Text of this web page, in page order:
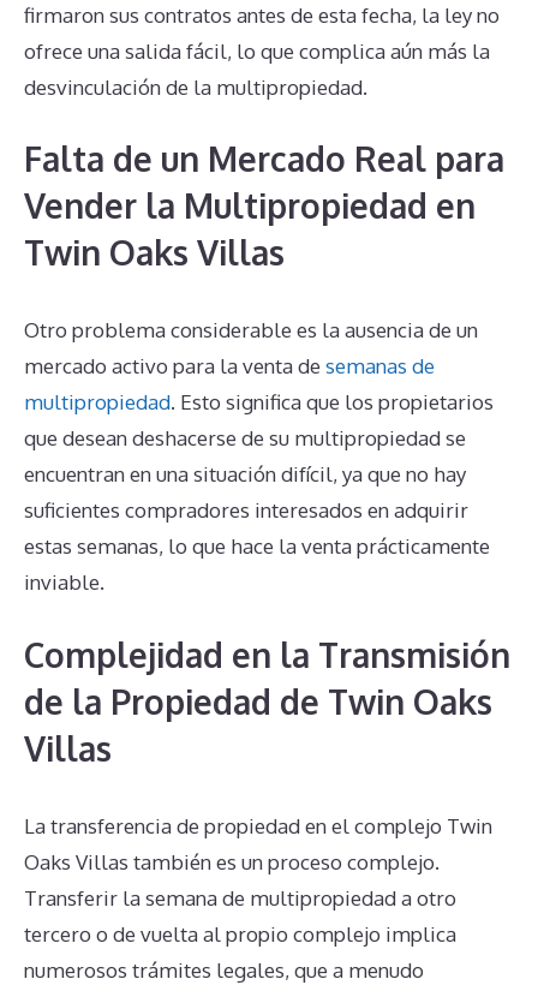
firmaron sus contratos antes de esta fecha, la ley no
ofrece una salida fácil, lo que complica aún más la
desvinculación de la multipropiedad.
Falta de un Mercado Real para
Vender la Multipropiedad en
Twin Oaks Villas
Otro problema considerable es la ausencia de un
mercado activo para la venta de semanas de
multipropiedad. Esto significa que los propietarios
que desean deshacerse de su multipropiedad se
encuentran en una situación difícil, ya que no hay
suficientes compradores interesados en adquirir
estas semanas, lo que hace la venta prácticamente
inviable.
Complejidad en la Transmisión
de la Propiedad de Twin Oaks
Villas
La transferencia de propiedad en el complejo Twin
Oaks Villas también es un proceso complejo.
Transferir la semana de multipropiedad a otro
tercero o de vuelta al propio complejo implica
numerosos trámites legales, que a menudo